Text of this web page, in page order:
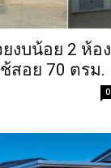
งบน้อย 2 ห้อง
สอย 70 ตรม.
0